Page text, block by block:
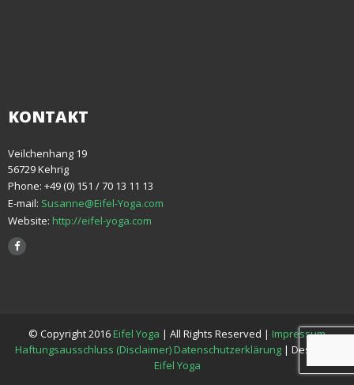
KONTAKT
Veilchenhang 19
56729 Kehrig
Phone: +49 (0) 151 / 70 13 11 13
E-mail: Susanne@Eifel-Yoga.com
Website: http://eifel-yoga.com
© Copyright 2016 Eifel Yoga | All Rights Reserved | Impressum
Haftungsausschluss (Disclaimer) Datenschutzerklärung | Design by
Eifel Yoga